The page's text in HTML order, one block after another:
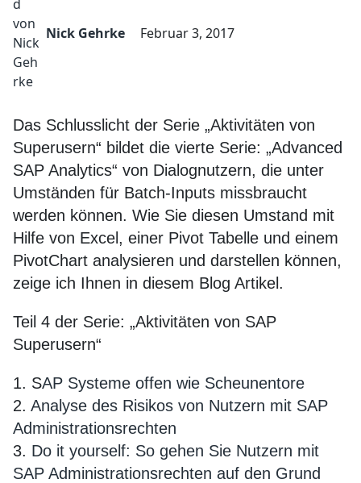
Nick Gehrke Februar 3, 2017
Das Schlusslicht der Serie „Aktivitäten von
Superusern“ bildet die vierte Serie: „Advanced
SAP Analytics“ von Dialognutzern, die unter
Umständen für Batch-Inputs missbraucht
werden können. Wie Sie diesen Umstand mit
Hilfe von Excel, einer Pivot Tabelle und einem
PivotChart analysieren und darstellen können,
zeige ich Ihnen in diesem Blog Artikel.
Teil 4 der Serie: „Aktivitäten von SAP
Superusern“
1. SAP Systeme offen wie Scheunentore
2. Analyse des Risikos von Nutzern mit SAP
Administrationsrechten
3. Do it yourself: So gehen Sie Nutzern mit
SAP Administrationsrechten auf den Grund